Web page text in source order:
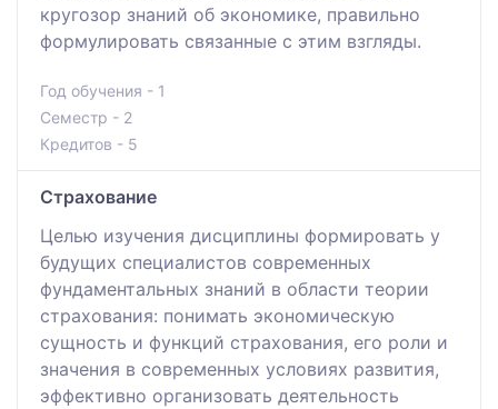
кругозор знаний об экономике, правильно
формулировать связанные с этим взгляды.
Год обучения - 1
Семестр - 2
Кредитов - 5
Страхование
Целью изучения дисциплины формировать у
будущих специалистов современных
фундаментальных знаний в области теории
страхования: понимать экономическую
сущность и функций страхования, его роли и
значения в современных условиях развития,
эффективно организовать деятельность